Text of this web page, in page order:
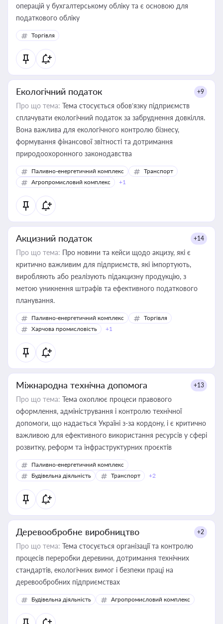
операцій у бухгалтерському обліку та є основою для
податкового обліку
Торгівля
Екологічний податок +9
Про що тема: Тема стосується обов’язку підприємств
сплачувати екологічний податок за забруднення довкілля.
Вона важлива для екологічного контролю бізнесу,
формування фінансової звітності та дотримання
природоохоронного законодавства
Паливно-енергетичний комплекс
Транспорт
Агропромисловий комплекс
+1
Акцизний податок +14
Про що тема: Про новини та кейси щодо акцизу, які є
критично важливим для підприємств, які імпортують,
виробляють або реалізують підакцизну продукцію, з
метою уникнення штрафів та ефективного податкового
планування.
Паливно-енергетичний комплекс
Торгівля
Харчова промисловість
+1
Міжнародна технічна допомога +13
Про що тема: Тема охоплює процеси правового
оформлення, адміністрування і контролю технічної
допомоги, що надається Україні з-за кордону, і є критично
важливою для ефективного використання ресурсів у сфері
розвитку, реформ та інфраструктурних проєктів
Паливно-енергетичний комплекс
Будівельна діяльність
Транспорт +2
Деревообробне виробництво +2
Про що тема: Тема стосується організації та контролю
процесів переробки деревини, дотримання технічних
стандартів, екологічних вимог і безпеки праці на
деревообробних підприємствах
Будівельна діяльність Агропромисловий комплекс